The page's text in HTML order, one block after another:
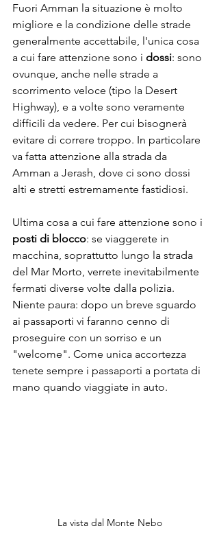
Fuori Amman la situazione è molto
migliore e la condizione delle strade
generalmente accettabile, l'unica cosa
a cui fare attenzione sono i dossi: sono
ovunque, anche nelle strade a
scorrimento veloce (tipo la Desert
Highway), e a volte sono veramente
difficili da vedere. Per cui bisognerà
evitare di correre troppo. In particolare
va fatta attenzione alla strada da
Amman a Jerash, dove ci sono dossi
alti e stretti estremamente fastidiosi.
Ultima cosa a cui fare attenzione sono i
posti di blocco: se viaggerete in
macchina, soprattutto lungo la strada
del Mar Morto, verrete inevitabilmente
fermati diverse volte dalla polizia.
Niente paura: dopo un breve sguardo
ai passaporti vi faranno cenno di
proseguire con un sorriso e un
"welcome". Come unica accortezza
tenete sempre i passaporti a portata di
mano quando viaggiate in auto.
La vista dal Monte Nebo